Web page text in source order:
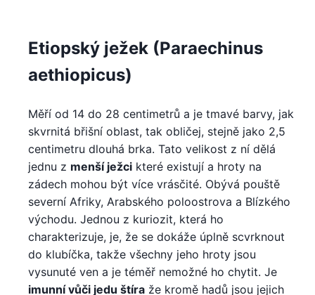
Etiopský ježek (Paraechinus
aethiopicus)
Měří od 14 do 28 centimetrů a je tmavé barvy, jak
skvrnitá břišní oblast, tak obličej, stejně jako 2,5
centimetru dlouhá brka. Tato velikost z ní dělá
jednu z menší ježci které existují a hroty na
zádech mohou být více vrásčité. Obývá pouště
severní Afriky, Arabského poloostrova a Blízkého
východu. Jednou z kuriozit, která ho
charakterizuje, je, že se dokáže úplně scvrknout
do klubíčka, takže všechny jeho hroty jsou
vysunuté ven a je téměř nemožné ho chytit. Je
imunní vůči jedu štíra že kromě hadů jsou jejich